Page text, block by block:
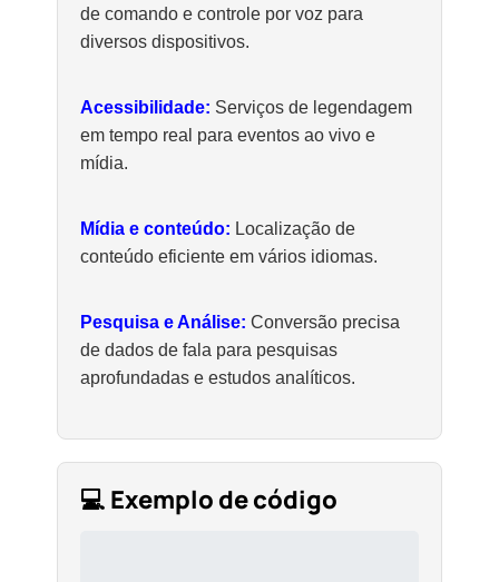
de comando e controle por voz para
diversos dispositivos.
Acessibilidade: Serviços de legendagem
em tempo real para eventos ao vivo e
mídia.
Mídia e conteúdo: Localização de
conteúdo eficiente em vários idiomas.
Pesquisa e Análise: Conversão precisa
de dados de fala para pesquisas
aprofundadas e estudos analíticos.
💻 Exemplo de código